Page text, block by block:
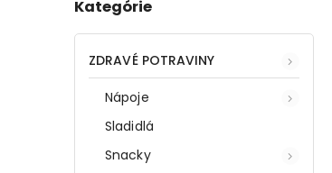
Kategórie
ZDRAVÉ POTRAVINY
Nápoje
Sladidlá
Snacky